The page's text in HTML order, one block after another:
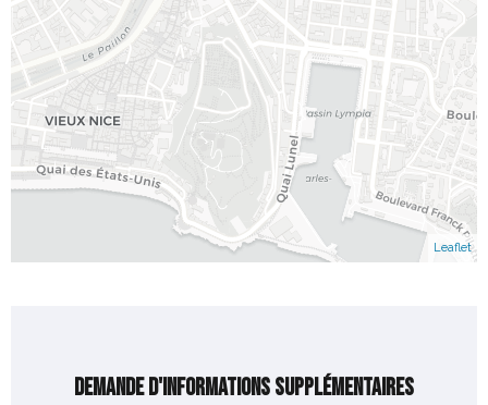
Leaflet
Demande d'informations supplémentaires